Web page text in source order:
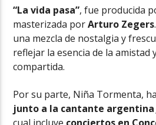
“La vida pasa”, fue producida
masterizada porArturo Zegers
una mezcla de nostalgia y
reflejar la esencia de la amistad
compartida.
Por su parte, Niña Tormenta,
junto a la cantante argentina
cual incluye conciertos en